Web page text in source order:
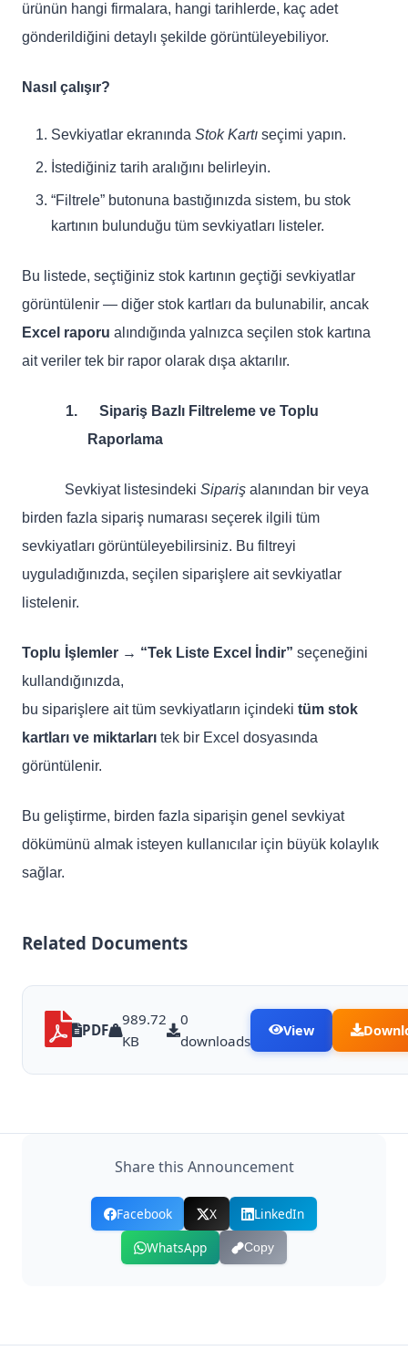
ürünün hangi firmalara, hangi tarihlerde, kaç adet
gönderildiğini detaylı şekilde görüntüleyebiliyor.
Nasıl çalışır?
Sevkiyatlar ekranında Stok Kartı seçimi yapın.
İstediğiniz tarih aralığını belirleyin.
“Filtrele” butonuna bastığınızda sistem, bu stok
kartının bulunduğu tüm sevkiyatları listeler.
Bu listede, seçtiğiniz stok kartının geçtiği sevkiyatlar
görüntülenir — diğer stok kartları da bulunabilir, ancak
Excel raporu alındığında yalnızca seçilen stok kartına
ait veriler tek bir rapor olarak dışa aktarılır.
1.
Sipariş Bazlı Filtreleme ve Toplu
Raporlama
Sevkiyat listesindekiSipariş alanından bir veya
birden fazla sipariş numarası seçerek ilgili tüm
sevkiyatları görüntüleyebilirsiniz. Bu filtreyi
uyguladığınızda, seçilen siparişlere ait sevkiyatlar
listelenir.
Toplu İşlemler → “Tek Liste Excel İndir” seçeneğini
kullandığınızda,
bu siparişlere ait tüm sevkiyatların içindeki tüm stok
kartları ve miktarları tek bir Excel dosyasında
görüntülenir.
Bu geliştirme, birden fazla siparişin genel sevkiyat
dökümünü almak isteyen kullanıcılar için büyük kolaylık
sağlar.
Related Documents
PDF
989.72
KB
0
downloads
View
Share this Announcement
Facebook X
LinkedIn
WhatsApp
Copy